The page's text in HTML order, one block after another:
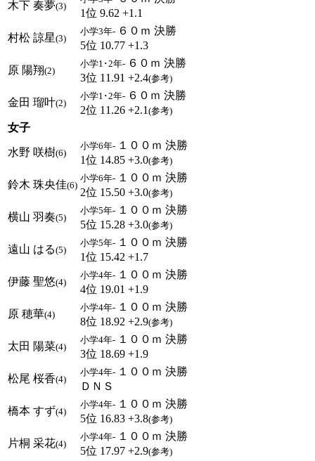
木下 奏夢(3)
1位 9.62 +1.1
村松 諒星(3)
小学3年- ６０ｍ 決勝
5位 10.77 +1.3
原 陽翔(2)
小学1･2年- ６０ｍ 決勝
3位 11.91 +2.4(参考)
金田 瑠叶(2)
小学1･2年- ６０ｍ 決勝
2位 11.26 +2.1 (参考)
女子
水野 咲樹(6)
小学6年- １００ｍ 決勝
1位 14.85 +3.0(参考)
鈴木 珠央佳(6)
小学6年- １００ｍ 決勝
2位 15.50 +3.0(参考)
横山 羽奏(5)
小学5年- １００ｍ 決勝
5位 15.28 +3.0(参考)
遠山 はる(5)
小学5年- １００ｍ 決勝
1位 15.42 +1.7
伊藤 聖悠(4)
小学4年- １００ｍ 決勝
4位 19.01 +1.9
原 穂華(4)
小学4年- １００ｍ 決勝
8位 18.92 +2.9(参考)
太田 陽菜(4)
小学4年- １００ｍ 決勝
3位 18.69 +1.9
松尾 桜香(4)
小学4年- １００ｍ 決勝
ＤＮＳ
橋本 すず(4)
小学4年- １００ｍ 決勝
5位 16.83 +3.8(参考)
片桐 采花(4)
小学4年- １００ｍ 決勝
5位 17.97 +2.9(参考)